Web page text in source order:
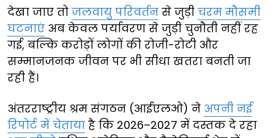
देखा जाए तो जलवायु परिवर्तन से जुड़ी चरम मौसमी
घटनाएं अब केवल पर्यावरण से जुड़ी चुनौती नहीं रह
गई, बल्कि करोड़ों लोगों की रोजी-रोटी और
सम्मानजनक जीवन पर भी सीधा खतरा बनती जा
रही हैं।
अंतरराष्ट्रीय श्रम संगठन (आईएलओ) ने अपनी नई
रिपोर्ट में चेताया है कि 2026–2027 में दस्तक दे रहा